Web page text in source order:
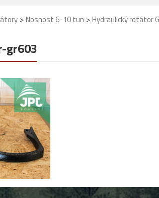
>Nosnost 6-10 tun >Hydraulický rotátor
gr603